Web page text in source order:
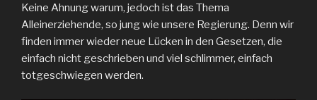
Keine Ahnung warum, jedoch ist das Thema
Alleinerziehende, so jung wie unsere Regierung. Denn wir
finden immer wieder neue Lücken in den Gesetzen, die
einfach nicht geschrieben und viel schlimmer, einfach
totgeschwiegen werden.